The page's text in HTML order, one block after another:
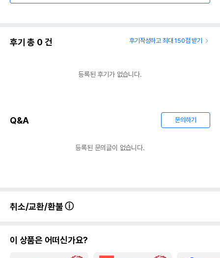
후기 총 0 건 후기작성하고 최대 150점 받기
등록된 후기가 없습니다.
Q&A 문의하기
등록된 문의글이 없습니다.
취소/교환/환불
이 상품은 어떠신가요?